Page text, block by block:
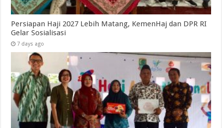
Persiapan Haji 2027 Lebih Matang, KemenHaj dan DPR RI
Gelar Sosialisasi
7 days ago